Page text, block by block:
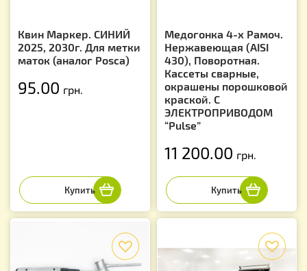
Квин Маркер. СИНИЙ
2025, 2030г. Для метки
маток (аналог Posca)
95.00 грн.
Медогонка 4-х Рамоч.
Нержавеющая (AISI
430), Поворотная.
Кассеты сварные,
окрашены порошковой
краской. С
ЭЛЕКТРОПРИВОДОМ
“Pulse”
11 200.00 грн.